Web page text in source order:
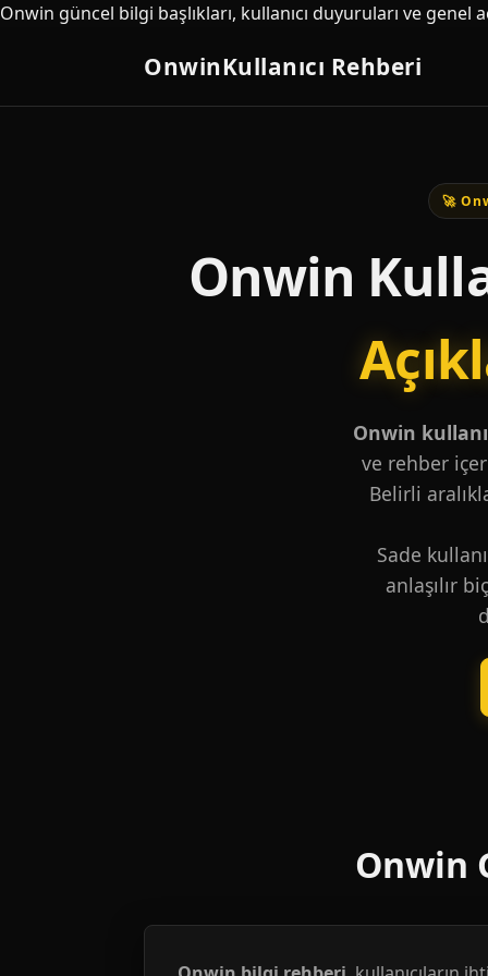
Onwin güncel bilgi başlıkları, kullanıcı duyuruları ve genel
OnwinKullanıcı Rehberi
🚀
Onwin
Onwin
ve rehber
Belirli
Sade
anlaşılır
Onwin